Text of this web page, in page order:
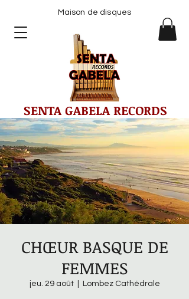
SENTA GABELA RECORDS
Maison de disques
CHŒUR BASQUE DE
FEMMES
jeu. 29 août
  |
Lombez Cathédrale